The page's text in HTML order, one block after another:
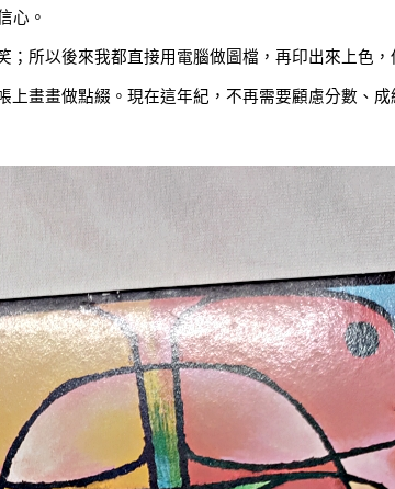
心。
所以後來我都直接用電腦做圖檔，再印出來上色
畫畫做點綴。現在這年紀，不再需要顧慮分數、